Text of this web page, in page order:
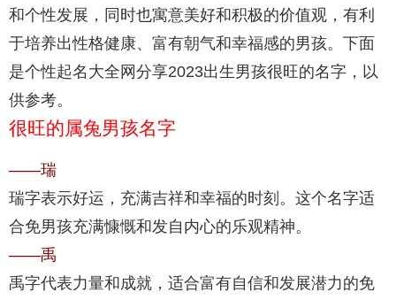
和个性发展，同时也寓意美好和积极的价值观，有利
于培养出性格健康、富有朝气和幸福感的男孩。下面
是个性起名大全网分享2023出生男孩很旺的名字，以
供参考。
很旺的属兔男孩名字
——瑞
瑞字表示好运，充满吉祥和幸福的时刻。这个名字适
合免男孩充满慷慨和发自内心的乐观精神。
——禹
禹字代表力量和成就，适合富有自信和发展潜力的免